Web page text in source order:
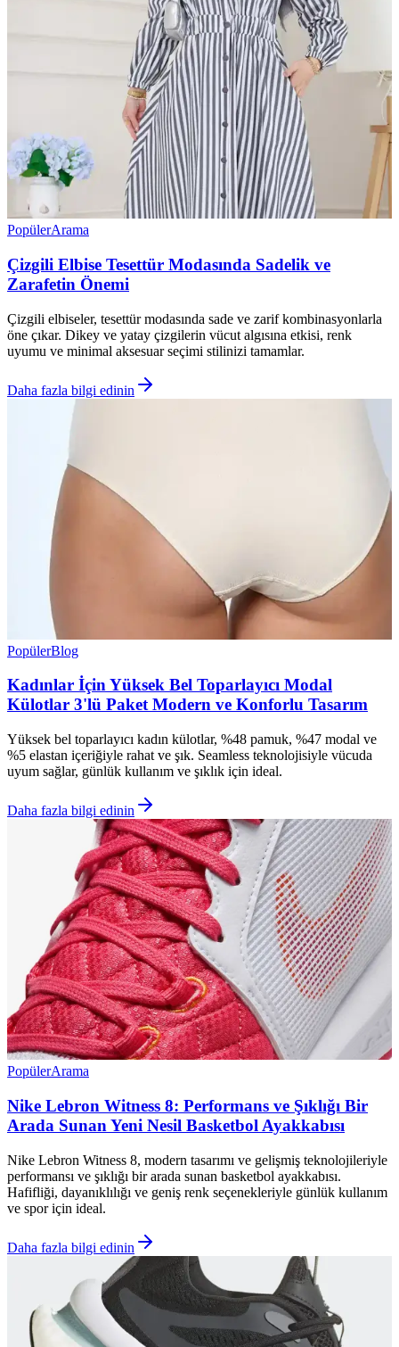
PopülerArama
Çizgili Elbise Tesettür Modasında Sadelik ve
Zarafetin Önemi
Çizgili elbiseler, tesettür modasında sade ve zarif kombinasyonlarla
öne çıkar. Dikey ve yatay çizgilerin vücut algısına etkisi, renk
uyumu ve minimal aksesuar seçimi stilinizi tamamlar.
Daha fazla bilgi edinin
PopülerBlog
Kadınlar İçin Yüksek Bel Toparlayıcı Modal
Külotlar 3'lü Paket Modern ve Konforlu Tasarım
Yüksek bel toparlayıcı kadın külotlar, %48 pamuk, %47 modal ve
%5 elastan içeriğiyle rahat ve şık. Seamless teknolojisiyle vücuda
uyum sağlar, günlük kullanım ve şıklık için ideal.
Daha fazla bilgi edinin
PopülerArama
Nike Lebron Witness 8: Performans ve Şıklığı Bir
Arada Sunan Yeni Nesil Basketbol Ayakkabısı
Nike Lebron Witness 8, modern tasarımı ve gelişmiş teknolojileriyle
performansı ve şıklığı bir arada sunan basketbol ayakkabısı.
Hafifliği, dayanıklılığı ve geniş renk seçenekleriyle günlük kullanım
ve spor için ideal.
Daha fazla bilgi edinin